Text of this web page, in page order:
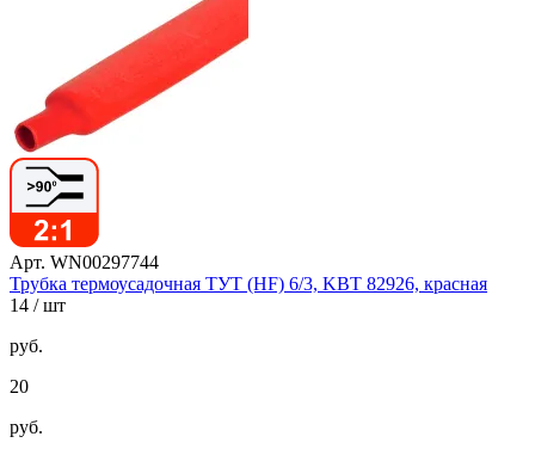
Арт. WN00297744
Трубка термоусадочная ТУТ (HF) 6/3, KBT 82926, красная
14 / шт
руб.
20
руб.